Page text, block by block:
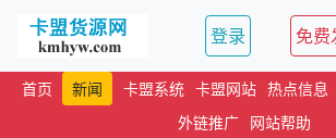
登录 免费
首页 新闻 卡盟系统 卡盟网站 热点信息
外链推广
网站帮助